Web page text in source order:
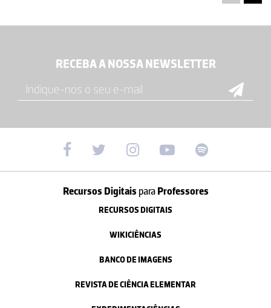
RECEBA A NOSSA NEWSLETTER
Recursos Digitais paraProfessores
RECURSOS DIGITAIS
WIKICIÊNCIAS
BANCO DE IMAGENS
REVISTA DE CIÊNCIA ELEMENTAR